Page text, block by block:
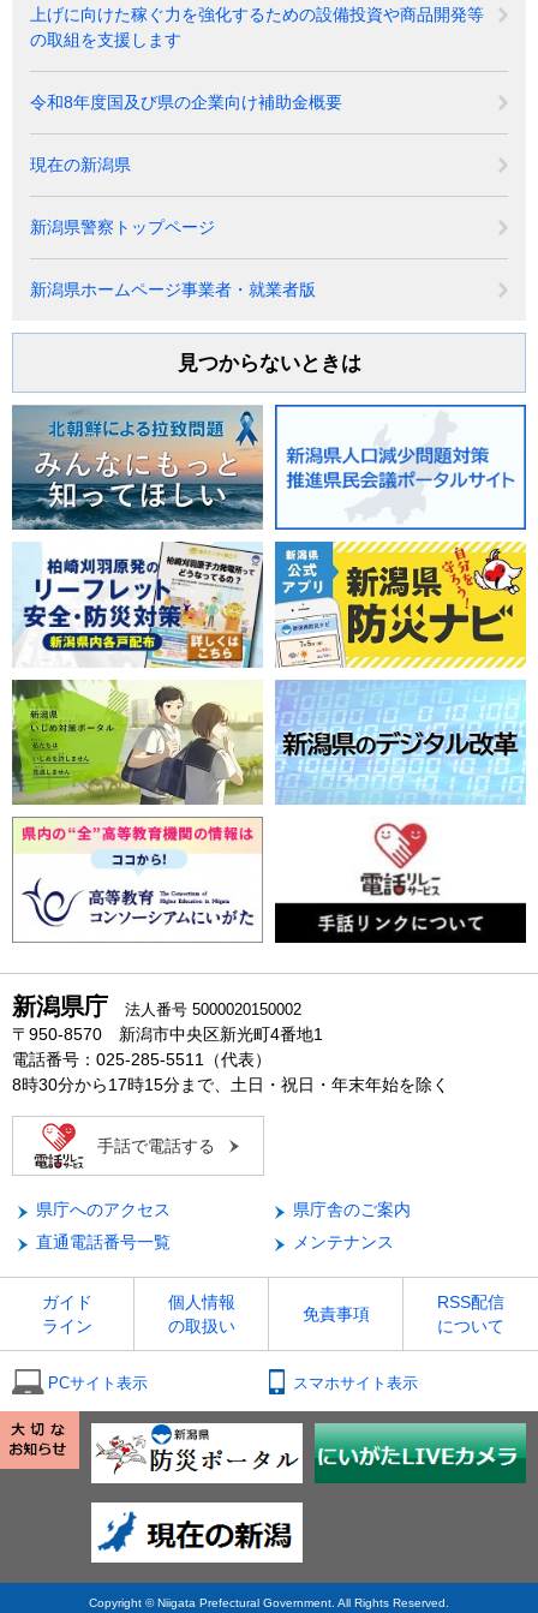
上げに向けた稼ぐ力を強化するための設備投資や商品開発等
の取組を支援します
令和8年度国及び県の企業向け補助金概要
現在の新潟県
新潟県警察トップページ
新潟県ホームページ事業者・就業者版
見つからないときは
新潟県庁 法人番号 5000020150002
〒950-8570 新潟市中央区新光町4番地1
電話番号：025-285-5511（代表）
8時30分から17時15分まで、土日・祝日・年末年始を除く
手話で電話する
県庁へのアクセス
県庁舎のご案内
直通電話番号一覧
メンテナンス
ガイド
ライン
個人情報
の取扱い
免責事項
RSS配信
について
PCサイト表示 スマホサイト表示
Copyright © Niigata Prefectural Government. All Rights Reserved.